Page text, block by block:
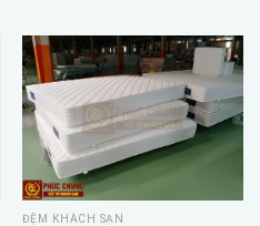
ĐỆM KHÁCH SẠN